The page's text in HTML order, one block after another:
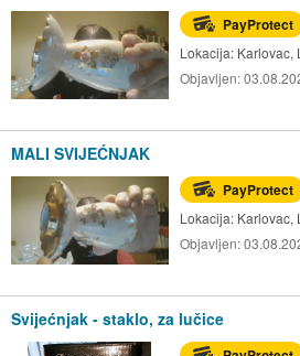
PayProtect
Lokacija: Karlovac,
Objavljen:
MALI SVIJEĆNJAK
PayProtect
Lokacija: Karlovac,
Objavljen:
Svijećnjak - staklo, za lučice